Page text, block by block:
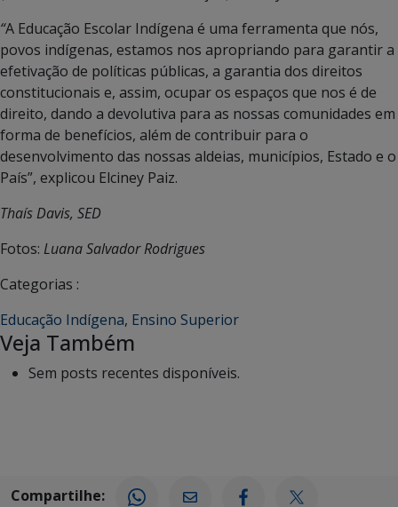
“A Educação Escolar Indígena é uma ferramenta que nós,
povos indígenas, estamos nos apropriando para garantir a
efetivação de políticas públicas, a garantia dos direitos
constitucionais e, assim, ocupar os espaços que nos é de
direito, dando a devolutiva para as nossas comunidades em
forma de benefícios, além de contribuir para o
desenvolvimento das nossas aldeias, municípios, Estado e o
País”, explicou Elciney Paiz.
Thaís Davis, SED
Fotos: Luana Salvador Rodrigues
Categorias :
Educação Indígena, Ensino Superior
Veja Também
Sem posts recentes disponíveis.
Compartilhe: